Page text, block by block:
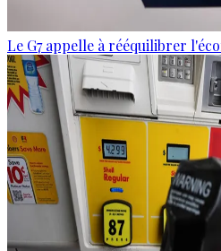
Le G7 appelle à rééquilibrer